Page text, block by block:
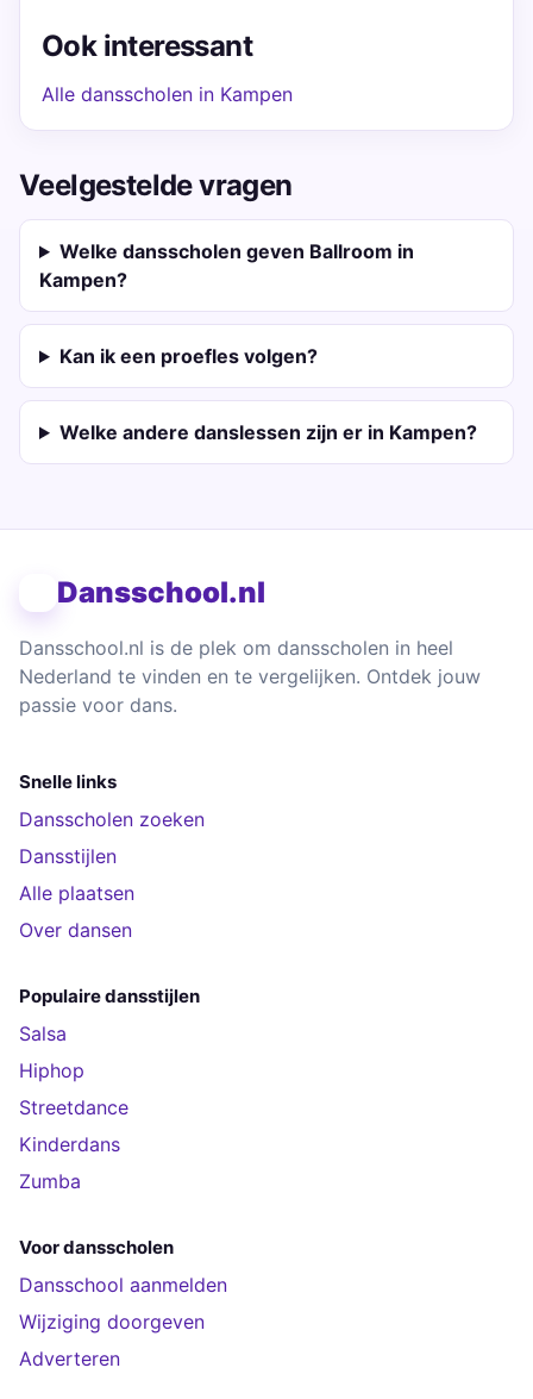
Ook interessant
Alle dansscholen in Kampen
Veelgestelde vragen
Welke dansscholen geven Ballroom in
Kampen?
Kan ik een proefles volgen?
Welke andere danslessen zijn er in Kampen?
Dansschool.nl
Dansschool.nl is de plek om dansscholen in heel
Nederland te vinden en te vergelijken. Ontdek jouw
passie voor dans.
Snelle links
Dansscholen zoeken
Dansstijlen
Alle plaatsen
Over dansen
Populaire dansstijlen
Salsa
Hiphop
Streetdance
Kinderdans
Zumba
Voor dansscholen
Dansschool aanmelden
Wijziging doorgeven
Adverteren